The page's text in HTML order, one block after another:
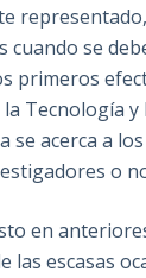
cuando se
primeros
la Tecnología
se acerca a
o
en
las escasas